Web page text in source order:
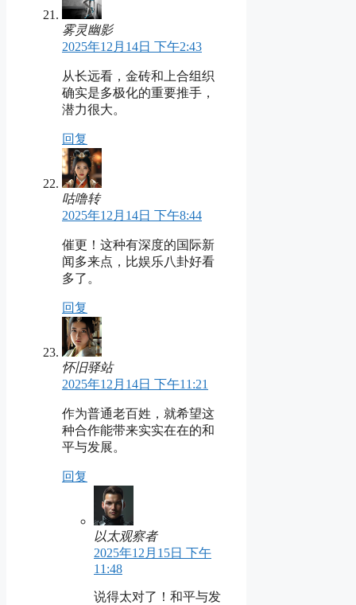
雾灵幽影
2025年12月14日 下午2:43
从长远看，金砖和上合组织
确实是多极化的重要推手，
潜力很大。
回复
咕噜转
2025年12月14日 下午8:44
催更！这种有深度的国际新
闻多来点，比娱乐八卦好看
多了。
回复
怀旧驿站
2025年12月14日 下午11:21
作为普通老百姓，就希望这
种合作能带来实实在在的和
平与发展。
回复
以太观察者
2025年12月15日 下午
11:48
说得太对了！和平与发